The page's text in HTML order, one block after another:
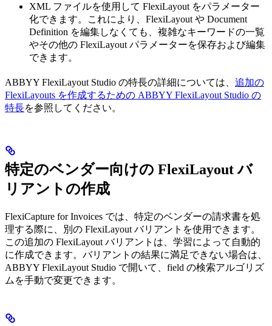
XML ファイルを使用して FlexiLayout をパラメーター
化できます。これにより、FlexiLayout や Document
Definition を編集しなくても、複雑なキーワードの一覧
やその他の FlexiLayout パラメーターを保存および編集
できます。
ABBYY FlexiLayout Studio の特長の詳細については、 追加の
FlexiLayouts を作成するための ABBYY FlexiLayout Studio の
特長を参照してください。
特定のベンダー向けの FlexiLayout バ
リアントの作成
FlexiCapture for Invoices では、特定のベンダーの請求書を処
理する際に、別の FlexiLayout バリアントを使用できます。
この追加の FlexiLayout バリアントは、学習によって自動的
に作成できます。バリアントの結果に満足できない場合は、
ABBYY FlexiLayout Studio で開いて、field の検索アルゴリズ
ムを手動で変更できます。